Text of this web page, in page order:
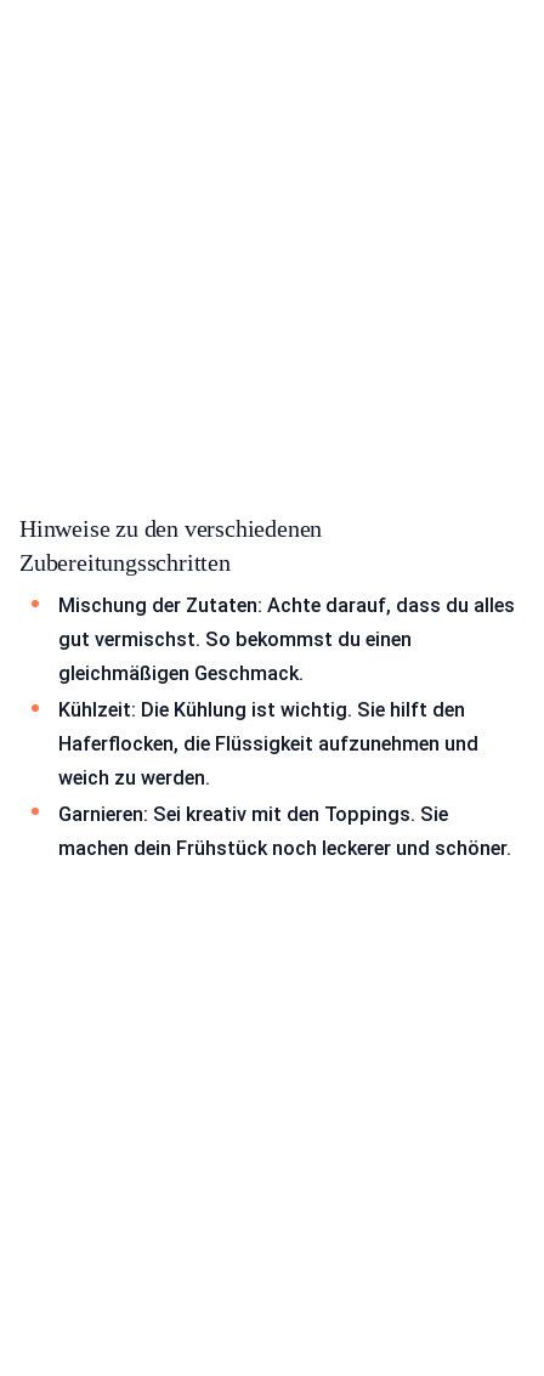
Hinweise zu den verschiedenen
Zubereitungsschritten
Mischung der Zutaten: Achte darauf, dass du alles
gut vermischst. So bekommst du einen
gleichmäßigen Geschmack.
Kühlzeit: Die Kühlung ist wichtig. Sie hilft den
Haferflocken, die Flüssigkeit aufzunehmen und
weich zu werden.
Garnieren: Sei kreativ mit den Toppings. Sie
machen dein Frühstück noch leckerer und schöner.